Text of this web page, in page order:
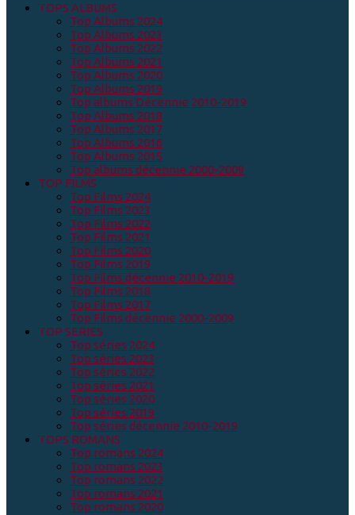
TOPS ALBUMS
Top Albums 2024
Top Albums 2023
Top Albums 2022
Top Albums 2021
Top Albums 2020
Top Albums 2019
Top albums Décennie 2010-2019
Top Albums 2018
Top Albums 2017
Top Albums 2016
Top Albums 2015
Top albums décennie 2000-2009
TOP FILMS
Top Films 2024
Top Films 2023
Top Films 2022
Top Films 2021
Top Films 2020
Top Films 2019
Top Films décennie 2010-2019
Top Films 2018
Top Films 2017
Top Films décennie 2000-2009
TOP SERIES
Top séries 2024
Top séries 2023
Top séries 2022
Top séries 2021
Top séries 2020
Top séries 2019
Top séries décennie 2010-2019
TOPS ROMANS
Top romans 2024
Top romans 2023
Top romans 2022
Top romans 2021
Top romans 2020